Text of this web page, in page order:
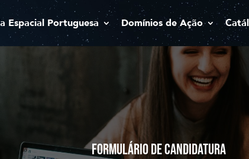
Espacial Portuguesa Domínios de Ação
FORMULÁRIO DE CANDIDATURA